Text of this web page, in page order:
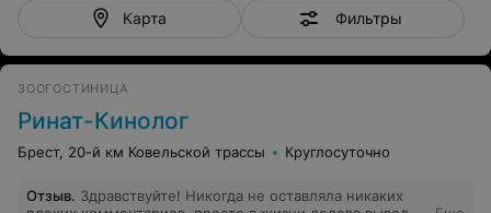
Карта Фильтры
ЗООГОСТИНИЦА
Ринат-Кинолог
Брест, 20-й км Ковельской трассы Круглосуточно
Отзыв. Здравствуйте! Никогда не оставляла никаких